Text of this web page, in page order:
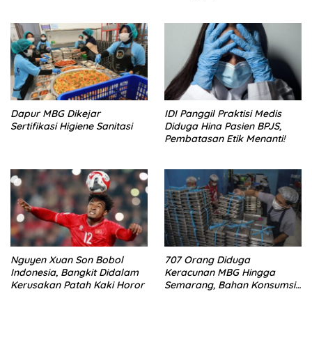
Dapur MBG Dikejar
Sertifikasi Higiene Sanitasi
IDI Panggil Praktisi Medis
Diduga Hina Pasien BPJS,
Pembatasan Etik Menanti!
Nguyen Xuan Son Bobol
Indonesia, Bangkit Didalam
Kerusakan Patah Kaki Horor
707 Orang Diduga
Keracunan MBG Hingga
Semarang, Bahan Konsumsi